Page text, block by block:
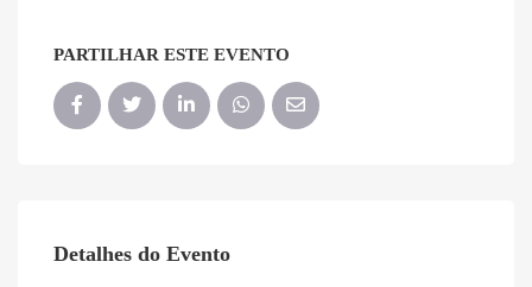
PARTILHAR ESTE EVENTO
Detalhes do Evento